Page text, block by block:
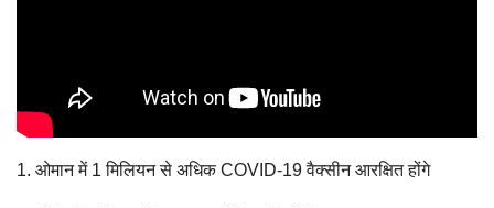
1. ओमान में 1 मिलियन से अधिक COVID-19 वैक्सीन आरक्षित होंगे